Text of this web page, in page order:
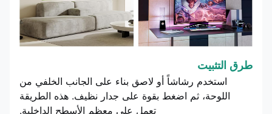
طرق التثبيت
استخدم رشاشاً أو لاصق بناء على الجانب الخلفي من
اللوحة، ثم اضغط بقوة على جدار نظيف. هذه الطريقة
تعمل على معظم الأسطح الداخلية.